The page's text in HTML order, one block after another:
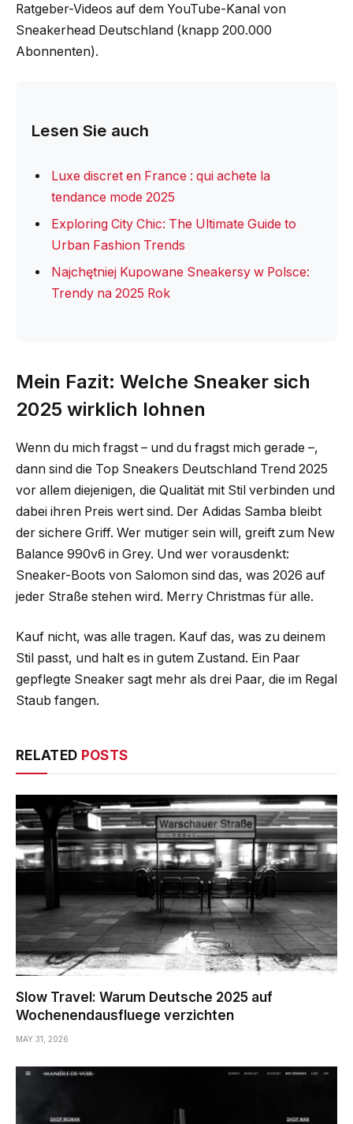
Ratgeber-Videos auf dem YouTube-Kanal von
Sneakerhead Deutschland (knapp 200.000
Abonnenten).
Lesen Sie auch
Luxe discret en France : qui achete la
tendance mode 2025
Exploring City Chic: The Ultimate Guide to
Urban Fashion Trends
Najchętniej Kupowane Sneakersy w Polsce:
Trendy na 2025 Rok
Mein Fazit: Welche Sneaker sich
2025 wirklich lohnen
Wenn du mich fragst – und du fragst mich gerade –,
dann sind die Top Sneakers Deutschland Trend 2025
vor allem diejenigen, die Qualität mit Stil verbinden und
dabei ihren Preis wert sind. Der Adidas Samba bleibt
der sichere Griff. Wer mutiger sein will, greift zum New
Balance 990v6 in Grey. Und wer vorausdenkt:
Sneaker-Boots von Salomon sind das, was 2026 auf
jeder Straße stehen wird. Merry Christmas für alle.
Kauf nicht, was alle tragen. Kauf das, was zu deinem
Stil passt, und halt es in gutem Zustand. Ein Paar
gepflegte Sneaker sagt mehr als drei Paar, die im Regal
Staub fangen.
RELATED POSTS
Slow Travel: Warum Deutsche 2025 auf
Wochenendausfluege verzichten
MAY 31, 2026